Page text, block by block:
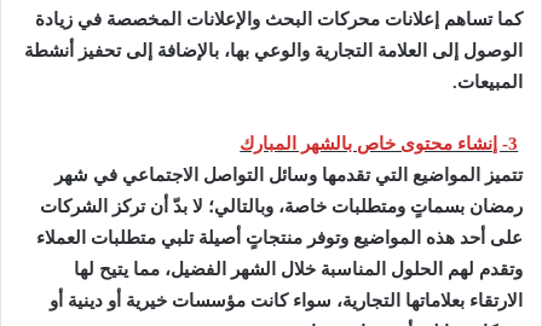
كما تساهم إعلانات محركات البحث والإعلانات المخصصة في زيادة
الوصول إلى العلامة التجارية والوعي بها، بالإضافة إلى تحفيز أنشطة
المبيعات.
3- إنشاء محتوى خاص بالشهر المبارك
تتميز المواضيع التي تقدمها وسائل التواصل الاجتماعي في شهر
رمضان بسماتٍ ومتطلبات خاصة، وبالتالي؛ لا بدّ أن تركز الشركات
على أحد هذه المواضيع وتوفر منتجاتٍ أصيلة تلبي متطلبات العملاء
وتقدم لهم الحلول المناسبة خلال الشهر الفضيل، مما يتيح لها
الارتقاء بعلاماتها التجارية، سواء كانت مؤسسات خيرية أو دينية أو